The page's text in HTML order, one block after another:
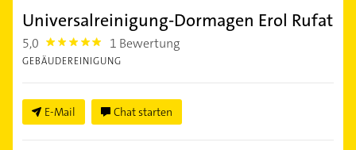
Universalreinigung-Dormagen Erol Rufat
5,0 5.0 1 Bewertung
GEBÄUDEREINIGUNG
E-Mail Chat starten